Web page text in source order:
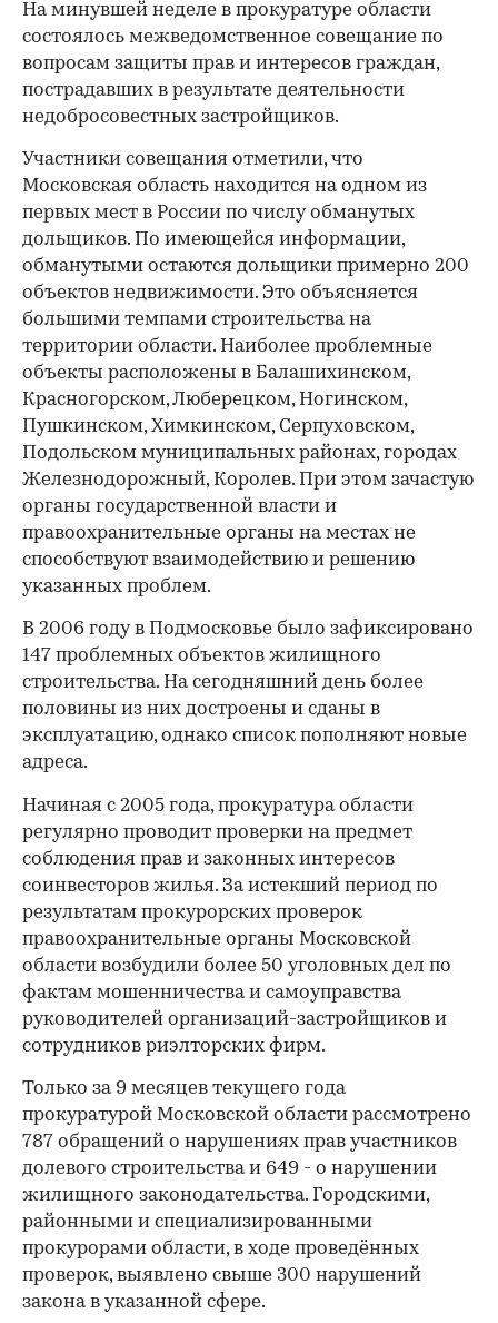
На минувшей неделе в прокуратуре области
состоялось межведомственное совещание по
вопросам защиты прав и интересов граждан,
пострадавших в результате деятельности
недобросовестных застройщиков.
Участники совещания отметили, что
Московская область находится на одном из
первых мест в России по числу обманутых
дольщиков. По имеющейся информации,
обманутыми остаются дольщики примерно 200
объектов недвижимости. Это объясняется
большими темпами строительства на
территории области. Наиболее проблемные
объекты расположены в Балашихинском,
Красногорском, Люберецком, Ногинском,
Пушкинском, Химкинском, Серпуховском,
Подольском муниципальных районах, городах
Железнодорожный, Королев. При этом зачастую
органы государственной власти и
правоохранительные органы на местах не
способствуют взаимодействию и решению
указанных проблем.
В 2006 году в Подмосковье было зафиксировано
147 проблемных объектов жилищного
строительства. На сегодняшний день более
половины из них достроены и сданы в
эксплуатацию, однако список пополняют новые
адреса.
00:00 / 00:00
Начиная с 2005 года, прокуратура области
регулярно проводит проверки на предмет
соблюдения прав и законных интересов
соинвесторов жилья. За истекший период по
результатам прокурорских проверок
правоохранительные органы Московской
области возбудили более 50 уголовных дел по
фактам мошенничества и самоуправства
руководителей организаций-застройщиков и
сотрудников риэлторских фирм.
Только за 9 месяцев текущего года
прокуратурой Московской области рассмотрено
787 обращений о нарушениях прав участников
долевого строительства и 649 - о нарушении
жилищного законодательства. Городскими,
районными и специализированными
прокурорами области, в ходе проведённых
проверок, выявлено свыше 300 нарушений
закона в указанной сфере.